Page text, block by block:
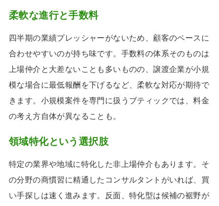
柔軟な進行と手数料
四半期の業績プレッシャーがないため、顧客のペースに
合わせやすいのが持ち味です。手数料の体系そのものは
上場仲介と大差ないことも多いものの、譲渡企業が小規
模な場合に最低報酬を下げるなど、柔軟な対応が期待で
きます。小規模案件を専門に扱うブティックでは、料金
の考え方自体が異なることも。
領域特化という選択肢
特定の業界や地域に特化した非上場仲介もあります。そ
の分野の商慣習に精通したコンサルタントがいれば、買
い手探しは速く進みます。反面、特化型は候補の裾野が